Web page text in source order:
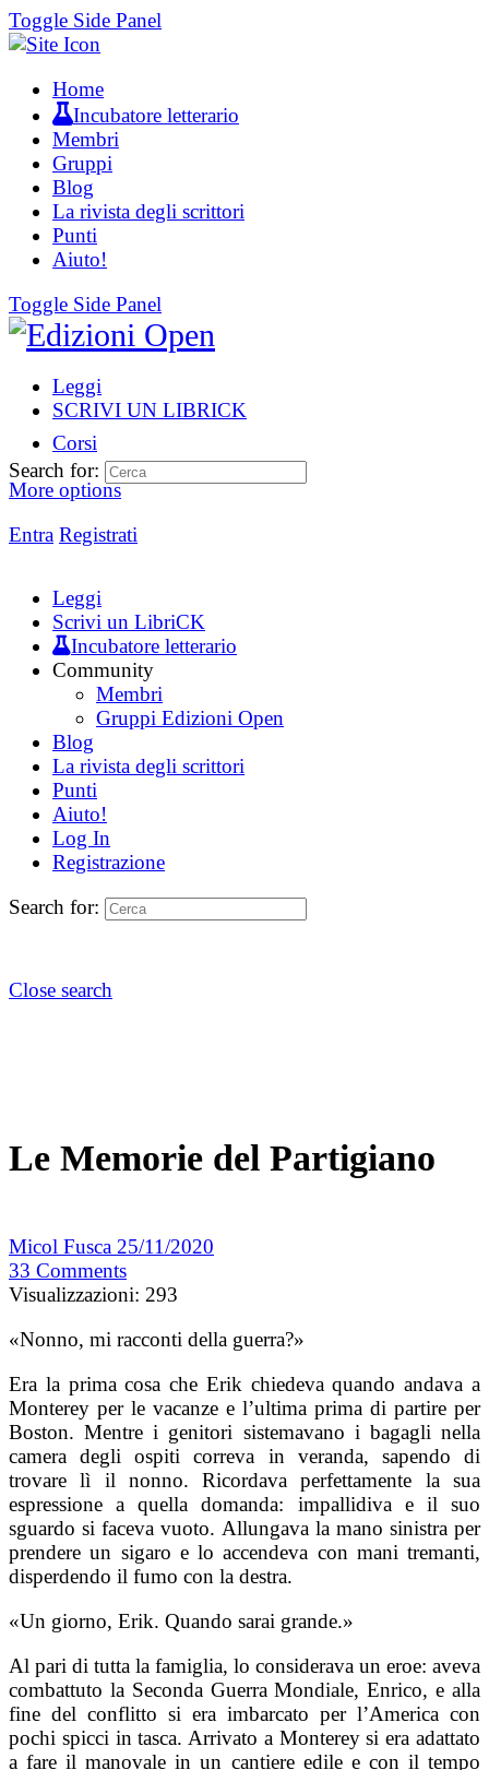
Toggle Side Panel
Home
Incubatore letterario
Membri
Gruppi
Blog
La rivista degli scrittori
Punti
Aiuto!
Toggle Side Panel
Leggi
SCRIVI UN LIBRICK
Corsi
More options
Entra Registrati
Search for:
Leggi
Scrivi un LibriCK
Incubatore letterario
Community
Membri
Gruppi Edizioni Open
Blog
La rivista degli scrittori
Punti
Aiuto!
Log In
Registrazione
Search for:
Close search
Le Memorie del Partigiano
Micol Fusca 25/11/2020
33 Comments
Visualizzazioni: 293
«Nonno, mi racconti della guerra?»
Era la prima cosa che Erik chiedeva quando andava a
Monterey per le vacanze e l’ultima prima di partire per
Boston. Mentre i genitori sistemavano i bagagli nella
camera degli ospiti correva in veranda, sapendo di
trovare lì il nonno. Ricordava perfettamente la sua
espressione a quella domanda: impallidiva e il suo
sguardo si faceva vuoto. Allungava la mano sinistra per
prendere un sigaro e lo accendeva con mani tremanti,
disperdendo il fumo con la destra.
«Un giorno, Erik. Quando sarai grande.»
Al pari di tutta la famiglia, lo considerava un eroe: aveva
combattuto la Seconda Guerra Mondiale, Enrico, e alla
fine del conflitto si era imbarcato per l’America con
pochi spicci in tasca. Arrivato a Monterey si era adattato
a fare il manovale in un cantiere edile e con il tempo